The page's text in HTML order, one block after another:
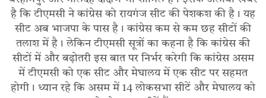
है कि टीएमसी ने कांग्रेस को रायगंज सीट की पेशकश की है। यह
सीट अब भाजपा के पास है। कांग्रेस कम से कम छह सीटों की
तलाश में है। लेकिन टीएमसी सूत्रों का कहना है कि कांग्रेस की
सीटों में और बढ़ोतरी इस बात पर निर्भर करेगी कि कांग्रेस असम
में टीएमसी को एक सीट और मेघालय में एक सीट पर सहमत
होगी। ध्यान रहे कि असम में 14 लोकसभा सीटें और मेघालय को